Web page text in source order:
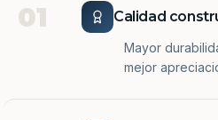
01 Calidad
Mayor
mejor